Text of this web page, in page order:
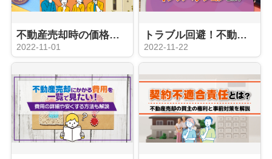
不動産売却時の価格はどう決まる？机上査定と訪問査定の特徴を解説
2022-11-01
トラブル回避！不動産売却に安心を与えるインスペクションとは？
2022-11-22